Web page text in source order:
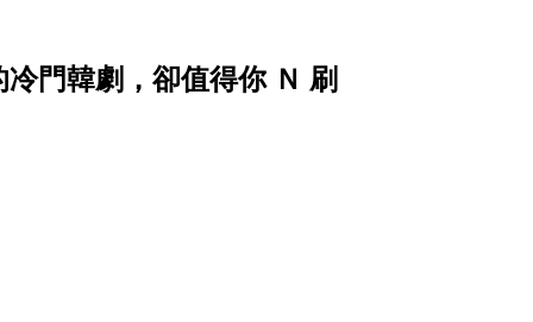
門韓劇，卻值得你 Ｎ 刷